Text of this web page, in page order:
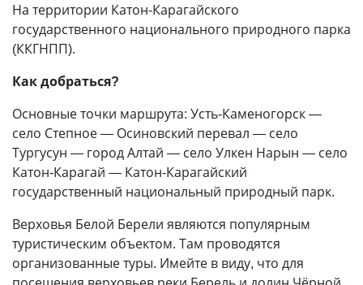
На территории Катон-Карагайского
государственного национального природного парка
(ККГНПП).
Как добраться?
Основные точки маршрута: Усть-Каменогорск —
село Степное — Осиновский перевал — село
Тургусун — город Алтай — село Улкен Нарын — село
Катон-Карагай — Катон-Карагайский
государственный национальный природный парк.
Верховья Белой Берели являются популярным
туристическим объектом. Там проводятся
организованные туры. Имейте в виду, что для